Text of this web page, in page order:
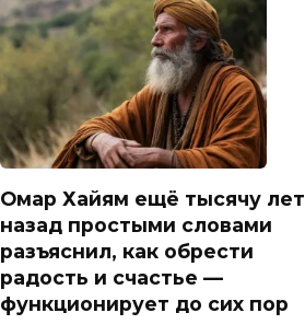
Омар Хайям ещё тысячу лет
назад простыми словами
разъяснил, как обрести
радость и счастье —
функционирует до сих пор